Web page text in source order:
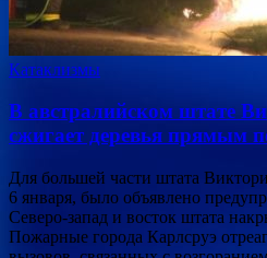
Катаклизмы
В австралийском штате
сжигает деревья прямым
Для большей части штата
6 января, было объявлено
Северо-запад и восток штата
Пожарные города Карлсруэ